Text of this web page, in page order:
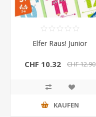
Elfer Raus! Junior
CHF 10.32 CHF 12.90
KAUFEN